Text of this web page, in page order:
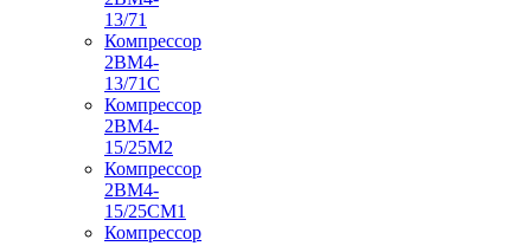
13/71
Компрессор
2ВМ4-
13/71С
Компрессор
2ВМ4-
15/25М2
Компрессор
2ВМ4-
15/25СМ1
Компрессор